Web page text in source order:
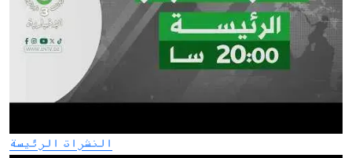
النشرات الرئيسة